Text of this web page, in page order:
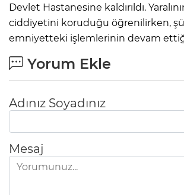
Devlet Hastanesine kaldırıldı.
ciddiyetini koruduğu öğrenilirken,
emniyetteki işlemlerinin devam
Yorum Ekle
Adınız Soyadınız
Mesaj